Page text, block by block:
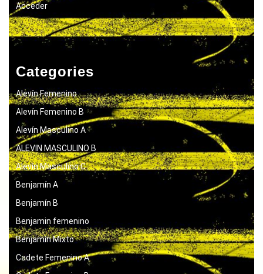
Acceder
Categories
Alevín Femenino
Alevín Femenino B
Alevín Masculino A
ALEVIN MASCULINO B
Alevín Masculino C
Benjamín A
Benjamín B
Benjamin femenino
Benjamín Mixto
Cadete Femenino A